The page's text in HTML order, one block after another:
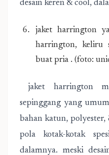
desain keren & cool,
jaket harrington
harrington, keliru
buat pria . (foto:
jaket harrington
sepinggang yang
bahan katun,
pola kotak-kotak
dalamnya. meski